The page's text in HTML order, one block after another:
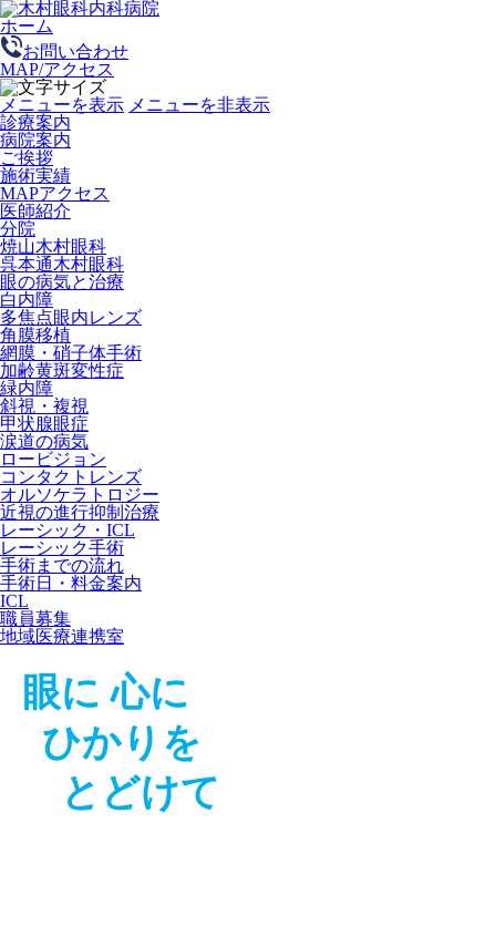
ホーム
お問い合わせ
MAP/アクセス
メニューを表示 メニューを非表示
診療案内
病院案内
ご挨拶
施術実績
MAPアクセス
医師紹介
分院
焼山木村眼科
呉本通木村眼科
眼の病気と治療
白内障
多焦点眼内レンズ
角膜移植
網膜・硝子体手術
加齢黄斑変性症
緑内障
斜視・複視
甲状腺眼症
涙道の病気
ロービジョン
コンタクトレンズ
オルソケラトロジー
近視の進行抑制治療
レーシック・ICL
レーシック手術
手術までの流れ
手術日・料金案内
ICL
職員募集
地域医療連携室
眼に 心に
ひかりを
とどけて